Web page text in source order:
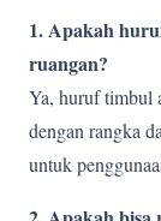
1. Apakah
ruangan?
Ya, huruf timbul
dengan rangka
untuk